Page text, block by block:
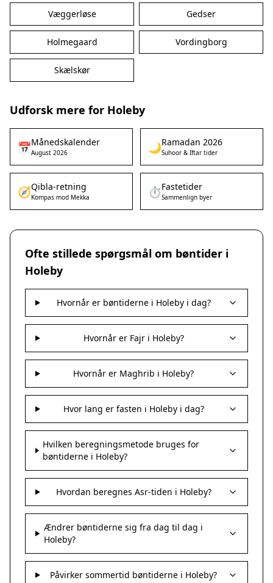
Væggerløse Gedser
Holmegaard Vordingborg
Skælskør
Udforsk mere for Holeby
📅Månedskalender
August 2026 🌙Ramadan 2026
Suhoor & Iftar tider
🧭Qibla-retning
Kompas mod Mekka ⏱️Fastetider
Sammenlign byer
Ofte stillede spørgsmål om bøntider i
Holeby
Hvornår er bøntiderne i Holeby i dag?
Hvornår er Fajr i Holeby?
Hvornår er Maghrib i Holeby?
Hvor lang er fasten i Holeby i dag?
Hvilken beregningsmetode bruges for
bøntiderne i Holeby?
Hvordan beregnes Asr-tiden i Holeby?
Ændrer bøntiderne sig fra dag til dag i
Holeby?
Påvirker sommertid bøntiderne i Holeby?